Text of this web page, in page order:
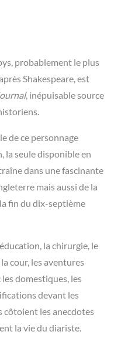
probablement le plus
Shakespeare, est
, inépuisable source
de ce personnage
la seule disponible en
dans une fascinante
mais aussi de la
fin du dix-septième
la chirurgie, le
cour, les aventures
domestiques, les
devant les
côtoient les anecdotes
la vie du diariste.